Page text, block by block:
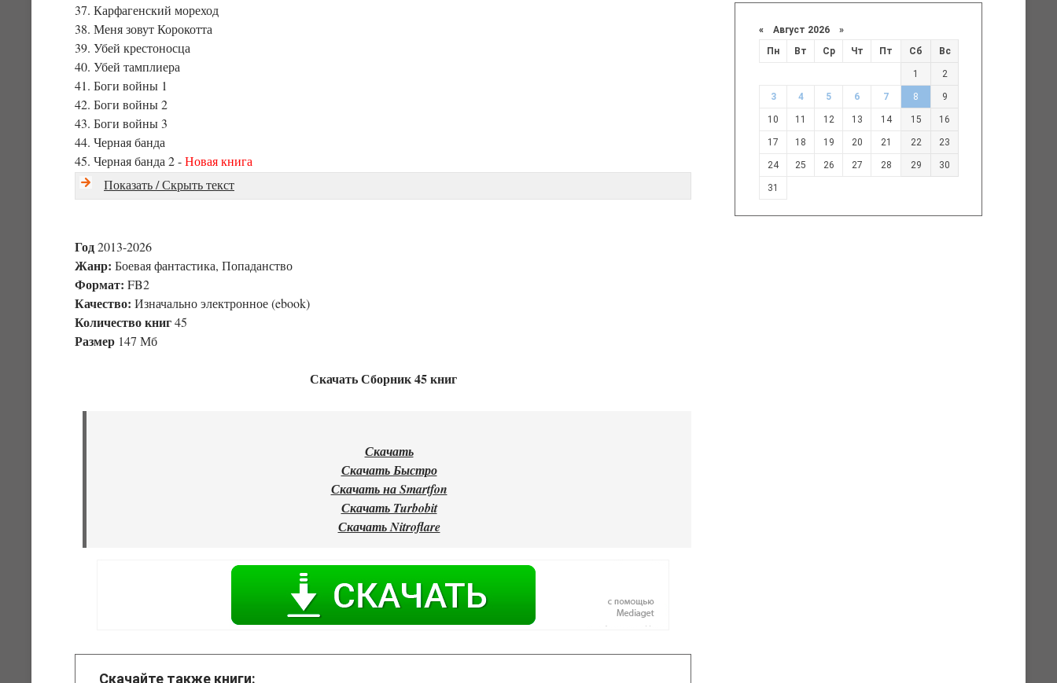
37. Карфагенский мореход
38. Меня зовут Корокотта
39. Убей крестоносца
40. Убей тамплиера
41. Боги войны 1
42. Боги войны 2
43. Боги войны 3
44. Черная банда
45. Черная банда 2 -Новая книга
Показать / Скрыть текст
Год2013-2026
Жанр: Боевая фантастика, Попаданство
Формат: FB2
Качество: Изначально электронное (ebook)
Количество книг45
Размер 147 Мб
Скачать Сборник 45 книг
Скачать
Скачать Быстро
Скачать на Smartfon
Скачать Turbobit
Скачать Nitroflare
Скачайте также книги:
« Август 2026 »
Пн
Вт Ср Чт Пт Сб Вс
1 2
3 4 5 6 7 8 9
10 11 12 13 14 15 16
17 18 19 20 21 22 23
24 25 26 27 28 29 30
31